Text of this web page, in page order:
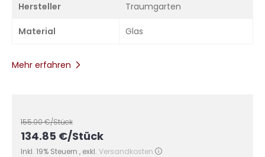
Hersteller Traumgarten
Material Glas
Mehr erfahren
155.00€/Stück
134.85 €/Stück
Inkl. 19% Steuern , exkl. Versandkosten